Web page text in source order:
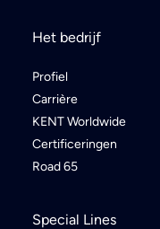
Het bedrijf
Profiel
Carrière
KENT Worldwide
Certificeringen
Road 65
Special Lines